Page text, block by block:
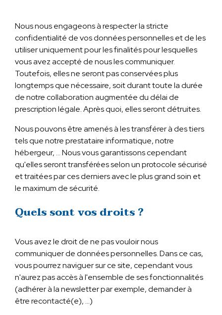
Nous nous engageons à respecter la stricte
confidentialité de vos données personnelles et de les
utiliser uniquement pour les finalités pour lesquelles
vous avez accepté de nous les communiquer.
Toutefois, elles ne seront pas conservées plus
longtemps que nécessaire, soit durant toute la durée
de notre collaboration augmentée du délai de
prescription légale. Après quoi, elles seront détruites.
Nous pouvons être amenés à les transférer à des tiers
tels que notre prestataire informatique, notre
hébergeur, … Nous vous garantissons cependant
qu'elles seront transférées selon un protocole sécurisé
et traitées par ces derniers avec le plus grand soin et
le maximum de sécurité.
Quels sont vos droits ?
Vous avez le droit de ne pas vouloir nous
communiquer de données personnelles. Dans ce cas,
vous pourrez naviguer sur ce site, cependant vous
n'aurez pas accès à l'ensemble de ses fonctionnalités
(adhérer à la newsletter par exemple, demander à
être recontacté(e), …)